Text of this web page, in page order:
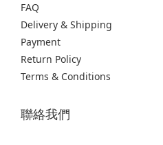
FAQ
Delivery & Shipping
Payment
Return Policy
Terms & Conditions
聯絡我們